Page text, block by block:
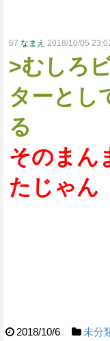
67 なまえ 2018/10/05
>むしろ
ターとし
る
そのまん
たじゃん
2018/10/6 未分